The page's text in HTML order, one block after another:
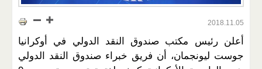
2018.11.05
أعلن رئيس مكتب صندوق النقد الدولي في أوكرانيا
جوست ليونجمان، أن فريق خبراء صندوق النقد الدولي